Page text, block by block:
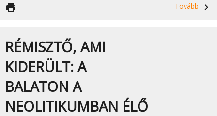
Tovább
navigate_next
print
RÉMISZTŐ, AMI
KIDERÜLT: A
BALATON A
NEOLITIKUMBAN ÉLŐ